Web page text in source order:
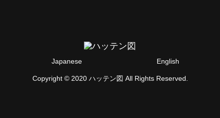
Japanese English
Copyright © 2020 ハッテン図 All Rights Reserved.